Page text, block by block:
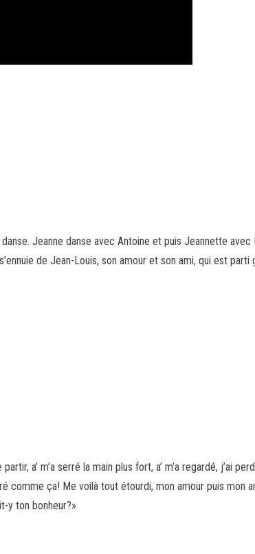
Jeanne danse avec Antoine et puis Jeannette
de Jean-Louis, son amour et son ami, qui est
a’ m’a serré la main plus fort, a’ m’a regardé, j’ai
comme ça! Me voilà tout étourdi, mon amour puis mon
y ton bonheur?»